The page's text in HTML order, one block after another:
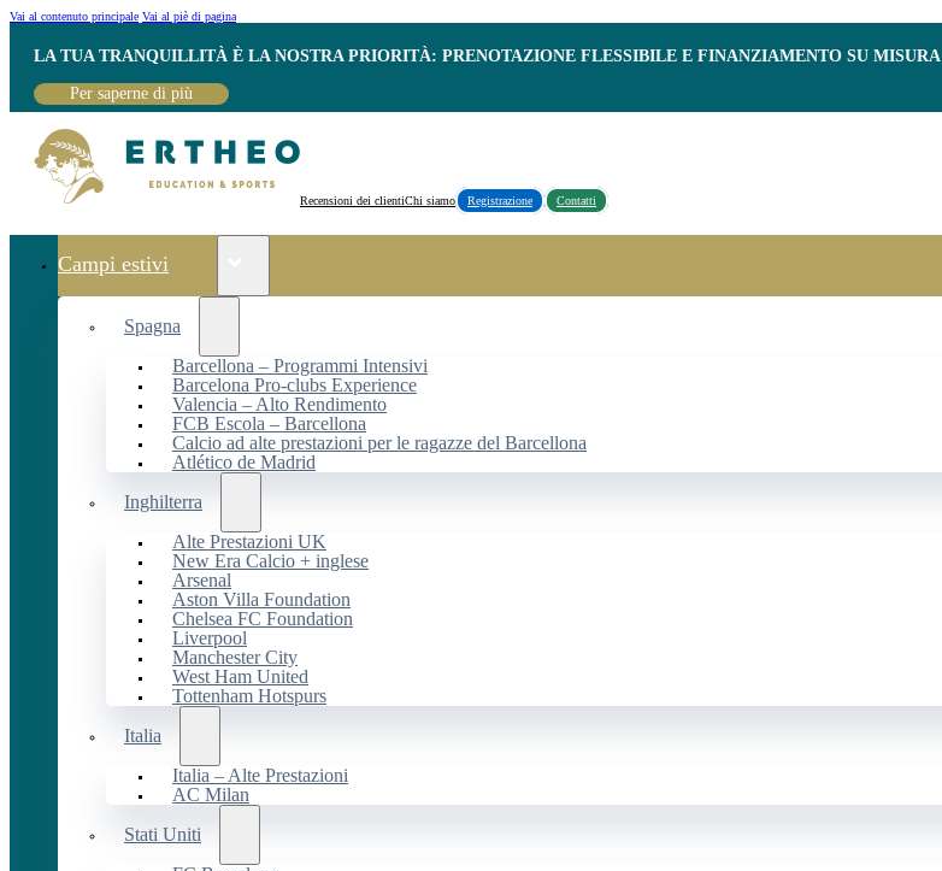
Vai al contenuto principale Vai al piè di pagina
LA TUA TRANQUILLITÀ È LA NOSTRA PRIORITÀ: PRENOTAZIONE FLESSIBILE E FINANZIAMENTO SU MISURA
Per saperne di più
Recensioni dei clientiChi siamo Registrazione Contatti
Campi estivi
Spagna
Barcellona – Programmi Intensivi
Barcelona Pro-clubs Experience
Valencia – Alto Rendimento
FCB Escola – Barcellona
Calcio ad alte prestazioni per le ragazze del Barcellona
Atlético de Madrid
Inghilterra
Alte Prestazioni UK
New Era Calcio + inglese
Arsenal
Aston Villa Foundation
Chelsea FC Foundation
Liverpool
Manchester City
West Ham United
Tottenham Hotspurs
Italia
Italia – Alte Prestazioni
AC Milan
Stati Uniti